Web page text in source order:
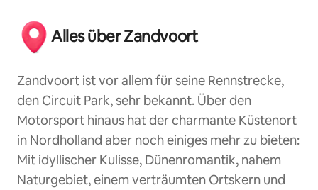
Alles über Zandvoort
Zandvoort ist vor allem für seine Rennstrecke,
den Circuit Park, sehr bekannt. Über den
Motorsport hinaus hat der charmante Küstenort
in Nordholland aber noch einiges mehr zu bieten:
Mit idyllischer Kulisse, Dünenromantik, nahem
Naturgebiet, einem verträumten Ortskern und